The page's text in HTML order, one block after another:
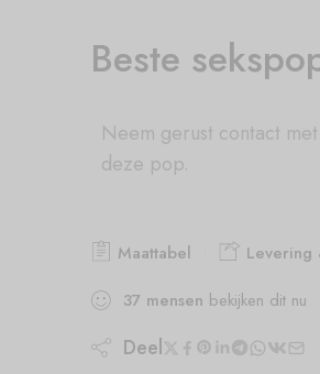
Beste
Neem gerust contact
deze pop.
Maattabel Levering
37 mensen bekijken dit nu
Deel